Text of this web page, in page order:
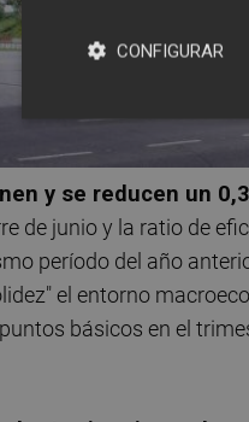
y se reducen un
de junio y la ratio de
período del año
el entorno
básicos en el
CONFIGURAR